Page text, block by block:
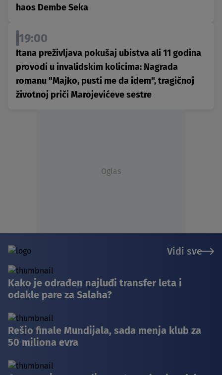
haos Dembe Seka
19:00
Itana preživljava pokušaj ubistva ali 11 godina
provodi u invalidskim kolicima: Nagrada
romanu "Majko, pusti me da idem", tragičnoj
životnoj priči Marojevićeve sestre
Oglas
Vidi sve
Kako je odrađen najluđi transfer leta i
odakle pare za Salaha?
Rešio finale Mundijala, sada menja klub za
50 miliona evra